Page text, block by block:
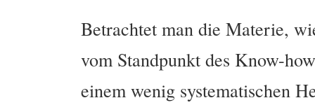
Betrachtet man die Materie,
vom Standpunkt des Know-
einem wenig systematischen